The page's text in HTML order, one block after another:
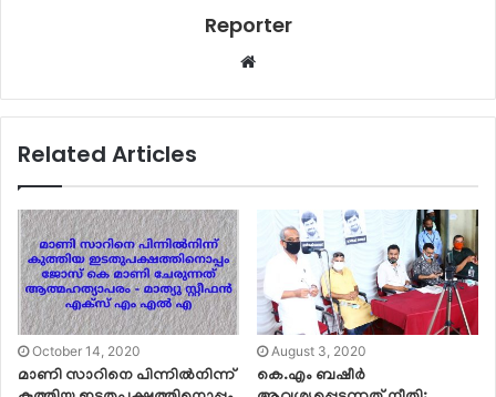
Reporter
Website
Related Articles
October 14, 2020
മാണി സാറിനെ പിന്നിൽനിന്ന്
August 3, 2020
കെ.എം ബഷീര്‍